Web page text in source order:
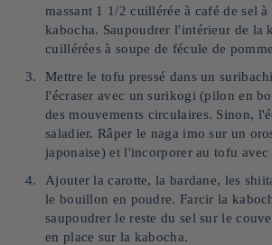
massant 1 1/2 cuillérée à café de sel
kabocha. Saupoudrer l'intérieur de la
cuillérées à soupe de fécule de
Mettre le tofu pressé dans un
l'écraser avec un surikogi (pilon en
des mouvements circulaires. Sinon,
saladier. Râper le naga imo sur un
japonaise) et l'incorporer au tofu
Ajouter la carotte, la bardane, les
le bouillon en poudre. Farcir la
saupoudrer le reste du sel sur le
en place sur la kabocha.